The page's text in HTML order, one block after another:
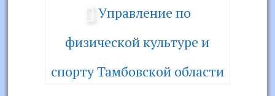
Управление по
физической культуре и
спорту Тамбовской области